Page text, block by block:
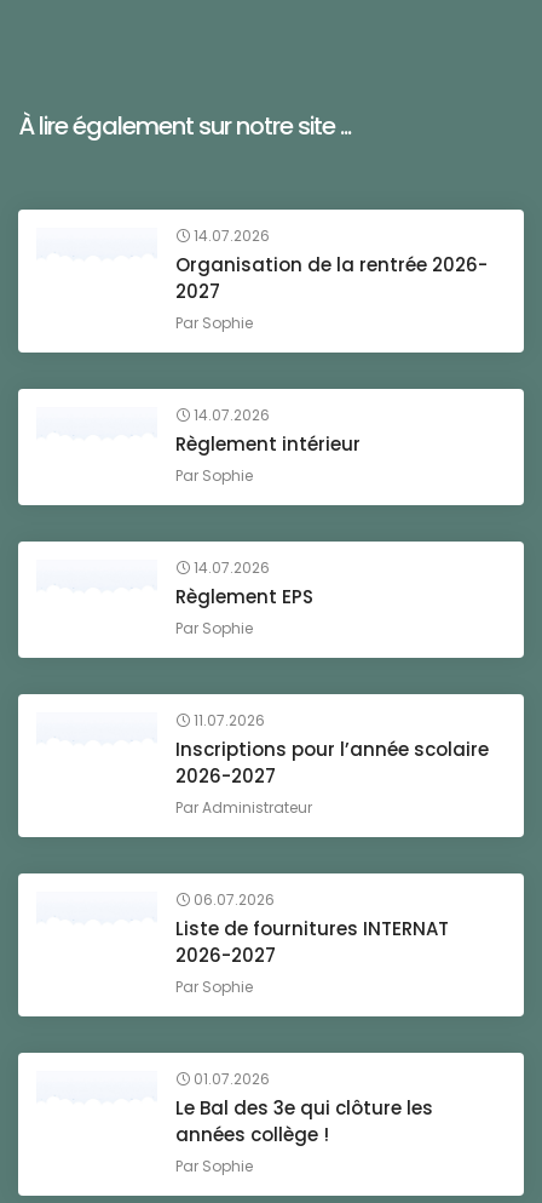
À lire également sur notre site ...
14.07.2026
Organisation de la rentrée 2026-
2027
Par Sophie
14.07.2026
Règlement intérieur
Par Sophie
14.07.2026
Règlement EPS
Par Sophie
11.07.2026
Inscriptions pour l’année scolaire
2026-2027
ParAdministrateur
06.07.2026
Liste de fournitures INTERNAT
2026-2027
Par Sophie
01.07.2026
Le Bal des 3e qui clôture les
années collège !
Par Sophie